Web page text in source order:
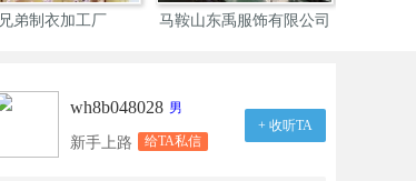
兄弟制衣加工厂 马鞍山东禹服饰有限公司
wh8b048028 男
新手上路 给TA私信
+ 收听TA